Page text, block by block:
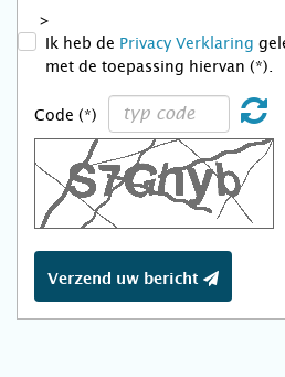
>
Ik heb de Privacy Verklaring
met de toepassing hiervan (*).
Code (*)
Verzend uw bericht